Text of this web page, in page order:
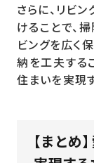
さらに、リビ
けることで、
ビングを広く
納を工夫する
住まいを実現
【まと